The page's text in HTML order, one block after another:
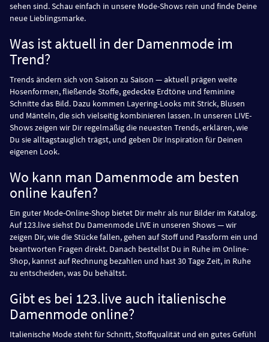
sehen sind. Schau einfach in unsere Mode-Shows rein und finde Deine
neue Lieblingsmarke.
Was ist aktuell in der Damenmode im
Trend?
Trends ändern sich von Saison zu Saison — aktuell prägen weite
Hosenformen, fließende Stoffe, gedeckte Erdtöne und feminine
Schnitte das Bild. Dazu kommen Layering-Looks mit Strick, Blusen
und Mänteln, die sich vielseitig kombinieren lassen. In unseren LIVE-
Shows zeigen wir Dir regelmäßig die neuesten Trends, erklären, wie
Du sie alltagstauglich trägst, und geben Dir Inspiration für Deinen
eigenen Look.
Wo kann man Damenmode am besten
online kaufen?
Ein guter Mode-Online-Shop bietet Dir mehr als nur Bilder im Katalog.
Auf 123.live siehst Du Damenmode LIVE in unseren Shows — wir
zeigen Dir, wie die Stücke fallen, gehen auf Stoff und Passform ein und
beantworten Fragen direkt. Danach bestellst Du in Ruhe im Online-
Shop, kannst auf Rechnung bezahlen und hast 30 Tage Zeit, in Ruhe
zu entscheiden, was Du behältst.
Gibt es bei 123.live auch italienische
Damenmode online?
Italienische Mode steht für Schnitt, Stoffqualität und ein gutes Gefühl